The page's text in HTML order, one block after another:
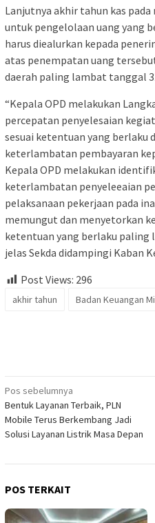
Lanjutnya akhir tahun kas pada
untuk pengelolaan uang yang
harus diealurkan kepada
atas penempatan uang
daerah paling lambat tanggal
“Kepala OPD melakukan
percepatan penyelesaian
sesuai ketentuan yang berlaku
keterlambatan pembayaran
Kepala OPD melakukan
keterlambatan penyeleeaian
pelaksanaan pekerjaan pada
memungut dan menyetorkan
ketentuan yang berlaku paling
jelas Sekda didampingi Kaban
Post Views: 296
akhir tahun Badan Keuangan
Navigasi
pos
Pos sebelumnya
Bentuk Layanan Terbaik, PLN
Mobile Terus Berkembang Jadi
Solusi Layanan Listrik Masa Depan
POS TERKAIT